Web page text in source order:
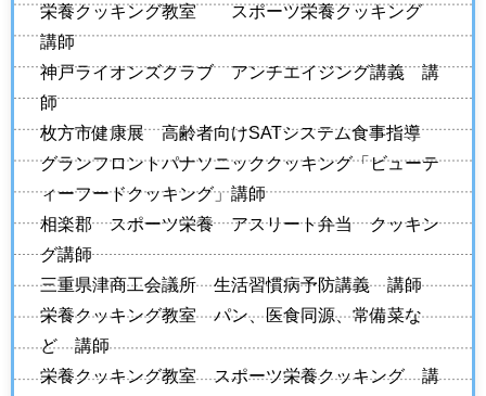
栄養クッキング教室 スポーツ栄養クッキング
講師
神戸ライオンズクラブ アンチエイジング講義 講
師
枚方市健康展 高齢者向けSATシステム食事指導
グランフロントパナソニッククッキング「ビューテ
ィーフードクッキング」講師
相楽郡 スポーツ栄養 アスリート弁当 クッキン
グ講師
三重県津商工会議所 生活習慣病予防講義 講師
栄養クッキング教室 パン、医食同源、常備菜な
ど 講師
栄養クッキング教室 スポーツ栄養クッキング 講